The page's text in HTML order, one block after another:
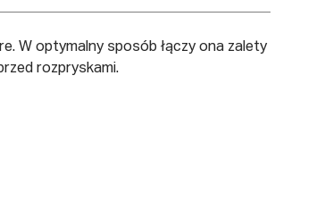
W optymalny sposób łączy ona zalety
rozpryskami.